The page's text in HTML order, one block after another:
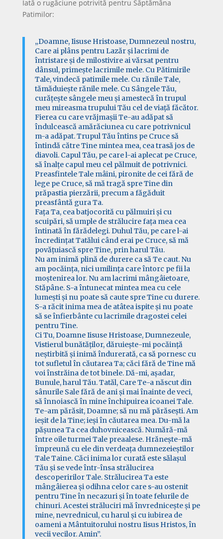
Iată o rugăciune potrivită pentru Săptămâna
Patimilor:
„Doamne, Iisuse Hristoase, Dumnezeul nostru,
Care ai plâns pentru Lazăr și lacrimi de
întristare și de milostivire ai vărsat pentru
dânsul, primește lacrimile mele. Cu Pătimirile
Tale, vindecă patimile mele. Cu rănile Tale,
tămăduiește rănile mele. Cu Sângele Tău,
curățește sângele meu și amestecă în trupul
meu mireasma trupului Tău cel de viață făcător.
Fierea cu care vrăjmașii Te-au adăpat să
îndulcească amărăciunea cu care potrivnicul
m-a adăpat. Trupul Tău întins pe Cruce să
întindă către Tine mintea mea, cea trasă jos de
diavoli. Capul Tău, pe care l-ai aplecat pe Cruce,
să înalțe capul meu cel pălmuit de potrivnici.
Preasfintele Tale mâini, pironite de cei fără de
lege pe Cruce, să mă tragă spre Tine din
prăpastia pierzării, precum a făgăduit
preasfântă gura Ta.
Fața Ta, cea batjocorită cu pălmuiri și cu
scuipări, să umple de strălucire fața mea cea
întinată în fărădelegi. Duhul Tău, pe care l-ai
încredințat Tatălui când erai pe Cruce, să mă
povățuiască spre Tine, prin harul Tău.
Nu am inimă plină de durere ca să Te caut. Nu
am pocăința, nici umilința care întorc pe fii la
moștenirea lor. Nu am lacrimi mângâietoare,
Stăpâne. S-a întunecat mintea mea cu cele
lumești și nu poate să caute spre Tine cu durere.
S-a răcit inima mea de atâtea ispite și nu poate
să se înfierbânte cu lacrimile dragostei celei
pentru Tine.
Ci Tu, Doamne Iisuse Hristoase, Dumnezeule,
Vistierul bunătăților, dăruiește-mi pocăință
neștirbită și inimă îndurerată, ca să pornesc cu
tot sufletul în căutarea Ta; căci fără de Tine mă
voi înstrăina de tot binele. Dă-mi, așadar,
Bunule, harul Tău. Tatăl, Care Te-a născut din
sânurile Sale fără de ani și mai înainte de veci,
să înnoiască în mine închipuirea icoanei Tale.
Te-am părăsit, Doamne; să nu mă părăsești. Am
ieșit de la Tine; ieși în căutarea mea. Du-mă la
pășunea Ta cea duhovnicească. Numără-mă
între oile turmei Tale preaalese. Hrănește-mă
împreună cu ele din verdeața dumnezeieștilor
Tale Taine. Căci inima lor curată este sălașul
Tău și se vede într-însa strălucirea
descoperirilor Tale. Strălucirea Ta este
mângâierea și odihna celor care s-au ostenit
pentru Tine în necazuri și în toate felurile de
chinuri. Acestei străluciri mă învrednicește și pe
mine, nevrednicul, cu harul și cu iubirea de
oameni a Mântuitorului nostru Iisus Hristos, în
vecii vecilor. Amin”.